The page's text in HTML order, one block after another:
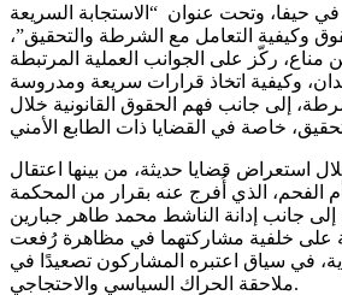
في حيفا، وتحت عنوان “الاستجابة السريعة
وكيفية التعامل مع الشرطة والتحقيق”،
مناع، ركّز على الجوانب العملية المرتبطة
وكيفية اتخاذ قرارات سريعة ومدروسة
إلى جانب فهم الحقوق القانونية خلال
استعراض قضايا حديثة، من بينها اعتقال
الفحم، الذي أُفرج عنه بقرار من المحكمة
إلى جانب إدانة الناشط محمد طاهر جبارين
على خلفية مشاركتهما في مظاهرة رُفعت
في سياق اعتبره المشاركون تصعيدًا في
ملاحقة الحراك السياسي والاحتجاجي.